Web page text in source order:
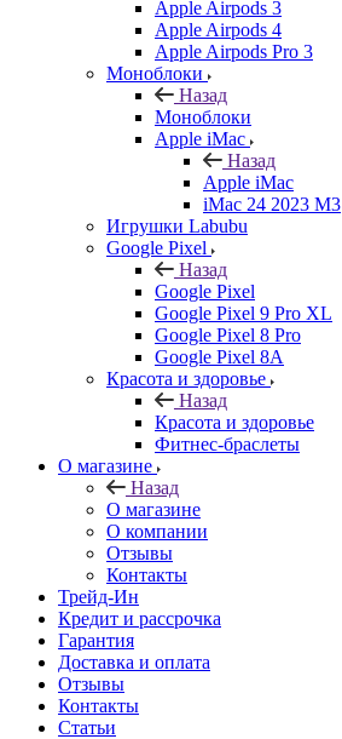
Apple Airpods 3
Apple Airpods 4
Apple Airpods Pro 3
Моноблоки
Назад
Моноблоки
Apple iMac
Назад
Apple iMac
iMac 24 2023 M3
Игрушки Labubu
Google Pixel
Назад
Google Pixel
Google Pixel 9 Pro XL
Google Pixel 8 Pro
Google Pixel 8A
Красота и здоровье
Назад
Красота и здоровье
Фитнес-браслеты
О магазине
Назад
О магазине
О компании
Отзывы
Контакты
Трейд-Ин
Кредит и рассрочка
Гарантия
Доставка и оплата
Отзывы
Контакты
Статьи